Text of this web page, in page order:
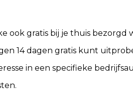
ook gratis bij je thuis bezorgd
14 dagen gratis kunt
in een specifieke